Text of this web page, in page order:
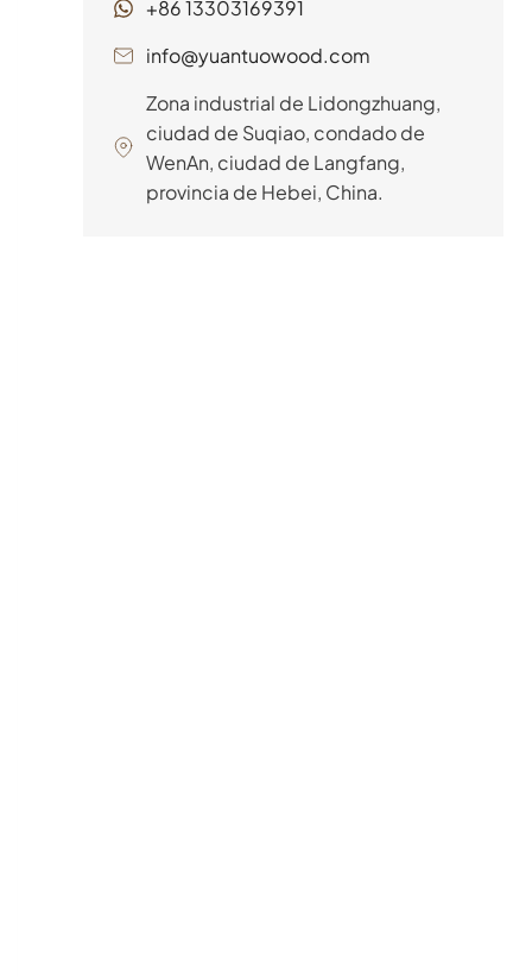
importantes. Ahí es donde
entran en juego las lamas
resistencia, consistencia y
versatilidad. Pero con varias
opciones disponibles,...
+86 13303169391
info@yuantuowood.com
Zona industrial de Lidongzhuang,
ciudad de Suqiao, condado de
WenAn, ciudad de Langfang,
provincia de Hebei, China.